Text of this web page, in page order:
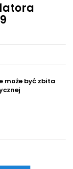
może być zbita